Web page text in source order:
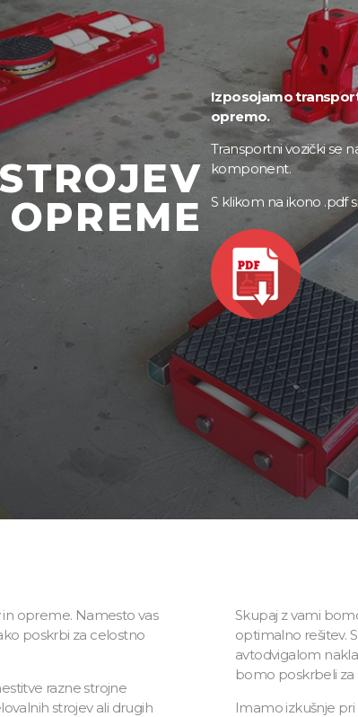
Izposojamo
opremo.
Transportni vozički se
komponent.
S klikom na ikono .pdf
in opreme. Namesto vas
poskrbi za celostno
razne strojne
strojev ali drugih
Skupaj z vami
optimalno rešitev.
avtodvigalom
bomo poskrbeli
Imamo izkušnje pri